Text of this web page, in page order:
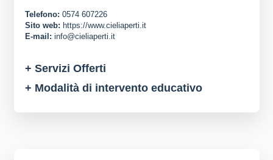
Telefono: 0574 607226
Sito web: https://www.cieliaperti.it
E-mail: info@cieliaperti.it
+ Servizi Offerti
+ Modalità di intervento educativo